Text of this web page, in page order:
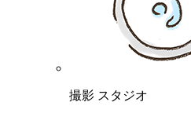
撮影 スタジオ